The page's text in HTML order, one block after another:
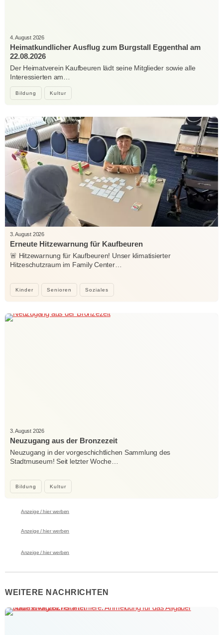
Bildung Kultur
4. August 2026
Heimatkundlicher Ausflug zum Burgstall Eggenthal am
22.08.2026
Der Heimatverein Kaufbeuren lädt seine Mitglieder sowie alle
Interessierten am…
Kinder Senioren Soziales
3. August 2026
Erneute Hitzewarnung für Kaufbeuren
🚨 Hitzewarnung für Kaufbeuren! Unser klimatisierter
Hitzeschutzraum im Family Center…
Bildung Kultur
3. August 2026
Neuzugang aus der Bronzezeit
Neuzugang in der vorgeschichtlichen Sammlung des
Stadtmuseum! Seit letzter Woche…
Anzeige / hier werben
Anzeige / hier werben
Anzeige / hier werben
WEITERE NACHRICHTEN